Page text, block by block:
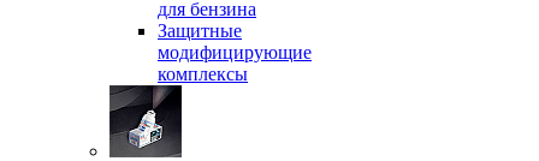
для бензина
Защитные
модифицирующие
комплексы